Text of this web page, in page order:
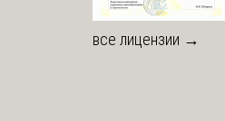
все лицензии →